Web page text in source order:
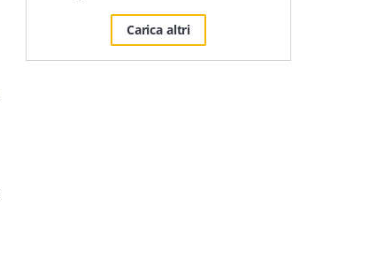
Carica altri